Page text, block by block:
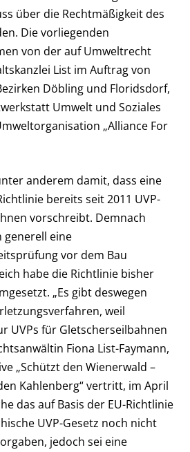
über die Rechtmäßigkeit des
Die vorliegenden
von der auf Umweltrecht
List im Auftrag von
Döbling und Floridsdorf,
Umwelt und Soziales
„Alliance For
anderem damit, dass eine
bereits seit 2011 UVP-
vorschreibt. Demnach
generell eine
vor dem Bau
habe die Richtlinie bisher
„Es gibt deswegen
weil
UVPs für Gletscherseilbahnen
Fiona List-Faymann,
„Schützt den Wienerwald –
Kahlenberg“ vertritt, im April
das auf Basis der EU-Richtlinie
UVP-Gesetz noch nicht
jedoch sei eine